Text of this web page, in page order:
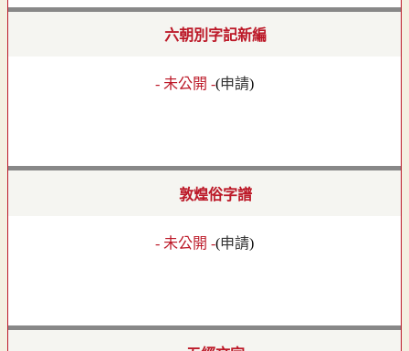
六朝別字記新編
- 未公開 -(申請)
敦煌俗字譜
- 未公開 -(申請)